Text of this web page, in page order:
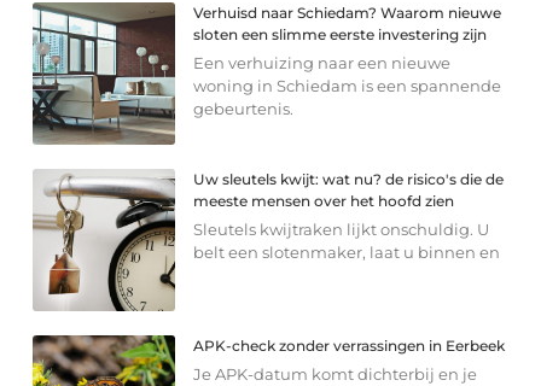
Verhuisd naar Schiedam? Waarom nieuwe
sloten een slimme eerste investering zijn
Een verhuizing naar een nieuwe
woning in Schiedam is een spannende
gebeurtenis.
Uw sleutels kwijt: wat nu? de risico's die de
meeste mensen over het hoofd zien
Sleutels kwijtraken lijkt onschuldig. U
belt een slotenmaker, laat u binnen en
APK-check zonder verrassingen in Eerbeek
Je APK-datum komt dichterbij en je